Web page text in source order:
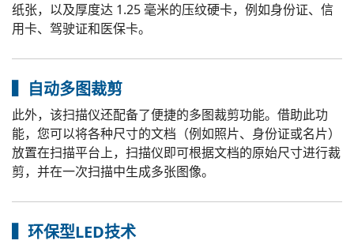
纸张，以及厚度达 1.25 毫米的压纹硬卡，例如身份证、信
用卡、驾驶证和医保卡。
▍自动多图裁剪
此外，该扫描仪还配备了便捷的多图裁剪功能。借助此功
能，您可以将各种尺寸的文档（例如照片、身份证或名片）
放置在扫描平台上，扫描仪即可根据文档的原始尺寸进行裁
剪，并在一次扫描中生成多张图像。
▍环保型LED技术